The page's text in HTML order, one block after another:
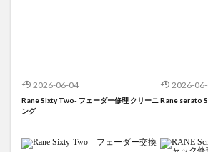
2026-06-04
Rane Sixty Two- フェーダー修理 クリーニ
ング
2026-
Rane serato